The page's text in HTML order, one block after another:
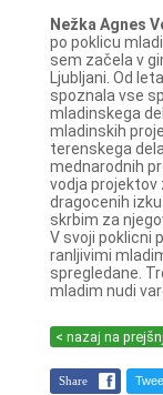
Nežka Agnes
po poklicu
sem začela v
Ljubljani. Od
spoznala vse
mladinskega
mladinskih
terenskega
mednarodnih
vodja projektov
dragocenih
skrbim za
V svoji poklicni
ranljivimi
spregledane.
mladim nudi
< nazaj na
Share